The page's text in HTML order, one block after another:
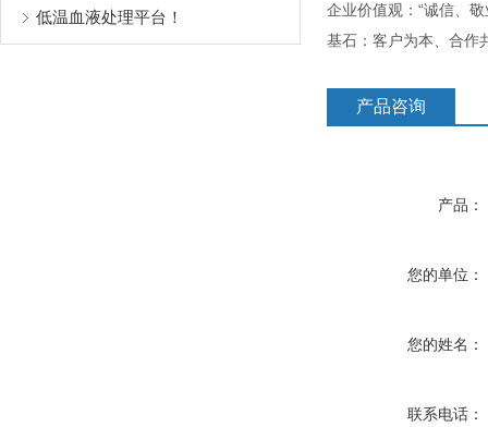
低温血液处理平台！
企业价值观：“诚信、
基石：客户为本、合作
产品咨询
产品：
您的单位：
您的姓名：
联系电话：